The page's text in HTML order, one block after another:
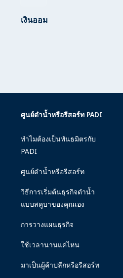
เงินออม
ศูนย์ดำน้ำหรือรีสอร์ท PADI
ทำไมต้องเป็นพันธมิตรกับ
PADI
ศูนย์ดำน้ำหรือรีสอร์ท
วิธีการเริ่มต้นธุรกิจดำน้ำ
แบบสคูบาของคุณเอง
การวางแผนธุรกิจ
ใช้เวลานานแค่ไหน
มาเป็นผู้ค้าปลีกหรือรีสอร์ท